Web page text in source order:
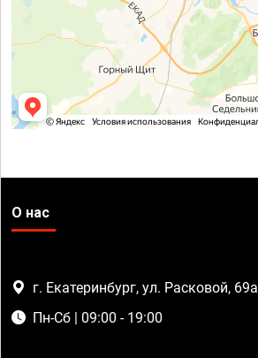
О нас
г. Екатеринбург, ул. Расковой, 69а
Пн-Сб | 09:00 - 19:00